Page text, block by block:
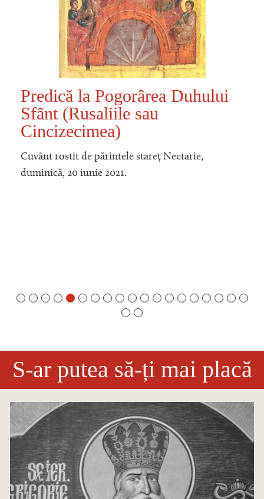
Predică la Pogorârea Duhului
Sfânt (Rusaliile sau
Cincizecimea)
Cuvânt rostit de părintele stareț Nectarie,
duminică, 20 iunie 2021.
S-ar putea să-ți mai placă